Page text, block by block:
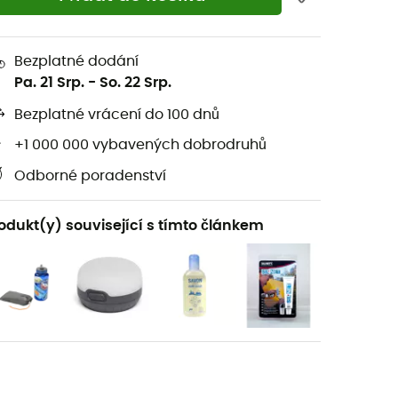
Bezplatné dodání
Pa. 21 Srp. - So. 22 Srp.
Bezplatné vrácení do 100 dnů
+1 000 000 vybavených dobrodruhů
Odborné poradenství
související s tímto článkem